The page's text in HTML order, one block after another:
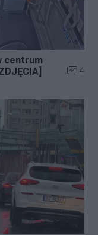
centrum
Liczba
4